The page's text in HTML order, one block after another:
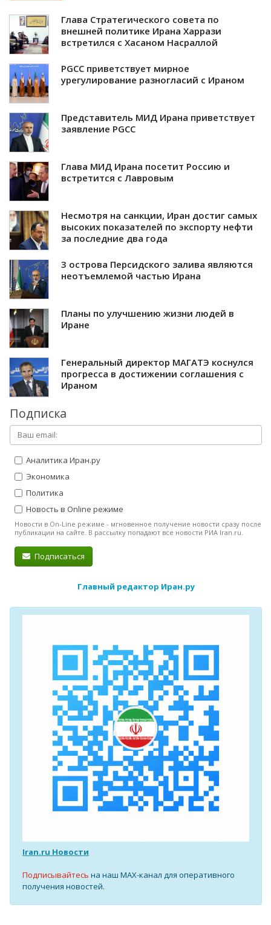
Глава Стратегического совета по
внешней политике Ирана Харрази
встретился с Хасаном Насраллой
PGCC приветствует мирное
урегулирование разногласий с Ираном
Представитель МИД Ирана приветствует
заявление PGCC
Глава МИД Ирана посетит Россию и
встретится с Лавровым
Несмотря на санкции, Иран достиг самых
высоких показателей по экспорту нефти
за последние два года
3 острова Персидского залива являются
неотъемлемой частью Ирана
Планы по улучшению жизни людей в
Иране
Генеральный директор МАГАТЭ коснулся
прогресса в достижении соглашения с
Ираном
Подписка
Аналитика Иран.ру
Экономика
Политика
Новость в Online режиме
Новости в On-Line режиме - мгновенное получение новости сразу после
публикации на сайте. В рассылку попадают все новости РИА Iran.ru.
Подписаться
Главный редактор Иран.ру
Iran.ru Новости
Подписывайтесь на наш MAX-канал для оперативного
получения новостей.